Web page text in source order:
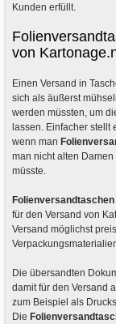
Kunden erfüllt.
von
Einen Versand in
sich als äußerst
werden müssten, um
lassen. Einfacher stellt
wenn man
man nicht alten
müsste.
Folienversandtaschen
für den Versand von
Versand möglichst
Die übersandten
damit für den Versand
zum Beispiel als
Die